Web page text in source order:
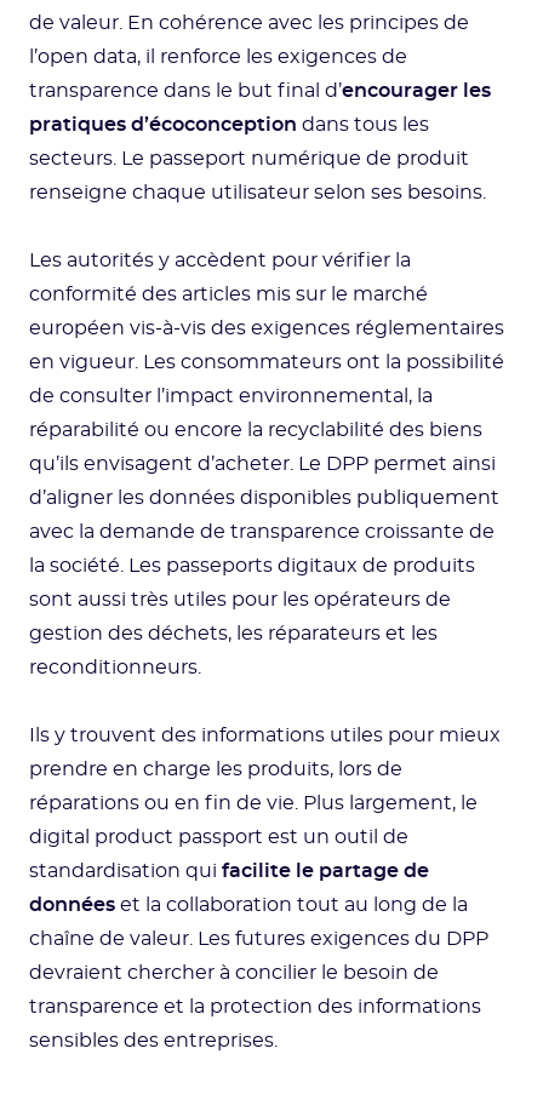
de valeur. En cohérence avec les principes de
l’open data, il renforce les exigences de
transparence dans le but final d’encourager les
pratiques d’écoconception dans tous les
secteurs. Le passeport numérique de produit
renseigne chaque utilisateur selon ses besoins.
Les autorités y accèdent pour vérifier la
conformité des articles mis sur le marché
européen vis-à-vis des exigences réglementaires
en vigueur. Les consommateurs ont la possibilité
de consulter l’impact environnemental, la
réparabilité ou encore la recyclabilité des biens
qu’ils envisagent d’acheter. Le DPP permet ainsi
d’aligner les données disponibles publiquement
avec la demande de transparence croissante de
la société. Les passeports digitaux de produits
sont aussi très utiles pour les opérateurs de
gestion des déchets, les réparateurs et les
reconditionneurs.
Ils y trouvent des informations utiles pour mieux
prendre en charge les produits, lors de
réparations ou en fin de vie. Plus largement, le
digital product passport est un outil de
standardisation qui facilite le partage de
données et la collaboration tout au long de la
chaîne de valeur. Les futures exigences du DPP
devraient chercher à concilier le besoin de
transparence et la protection des informations
sensibles des entreprises.